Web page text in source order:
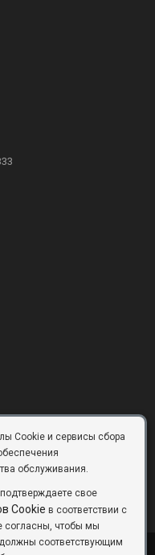
3
Cookie и сервисы сбора
обслуживания.
свое
Cookie в соответствии с
чтобы мы
соответствующим